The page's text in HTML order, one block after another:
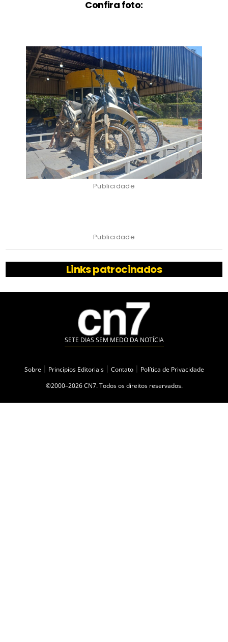
Confira foto:
Publicidade
Publicidade
Links patrocinados
SETE DIAS SEM MEDO DA NOTÍCIA
Sobre Princípios Editoriais Contato
Política de Privacidade
©2000–2026 CN7. Todos os direitos reservados.